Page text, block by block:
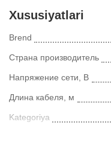
Xususiyatlari
Brend
Страна производитель
Напряжение сети, В
Длина кабеля, м
Kategoriya